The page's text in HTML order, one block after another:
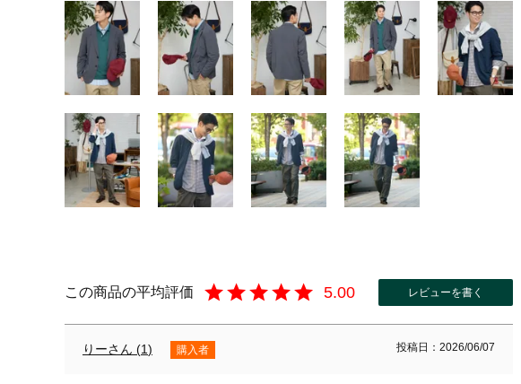
5.00
りー 1 購入者 投稿日 2026/06/07
レビューを書く